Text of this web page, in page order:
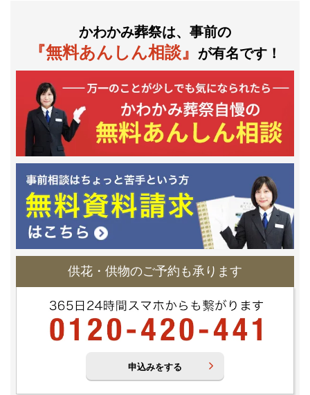
かわかみ葬祭は、事前の
『無料あんしん相談』 が有名です！
供花・供物のご予約も承ります
申込みをする